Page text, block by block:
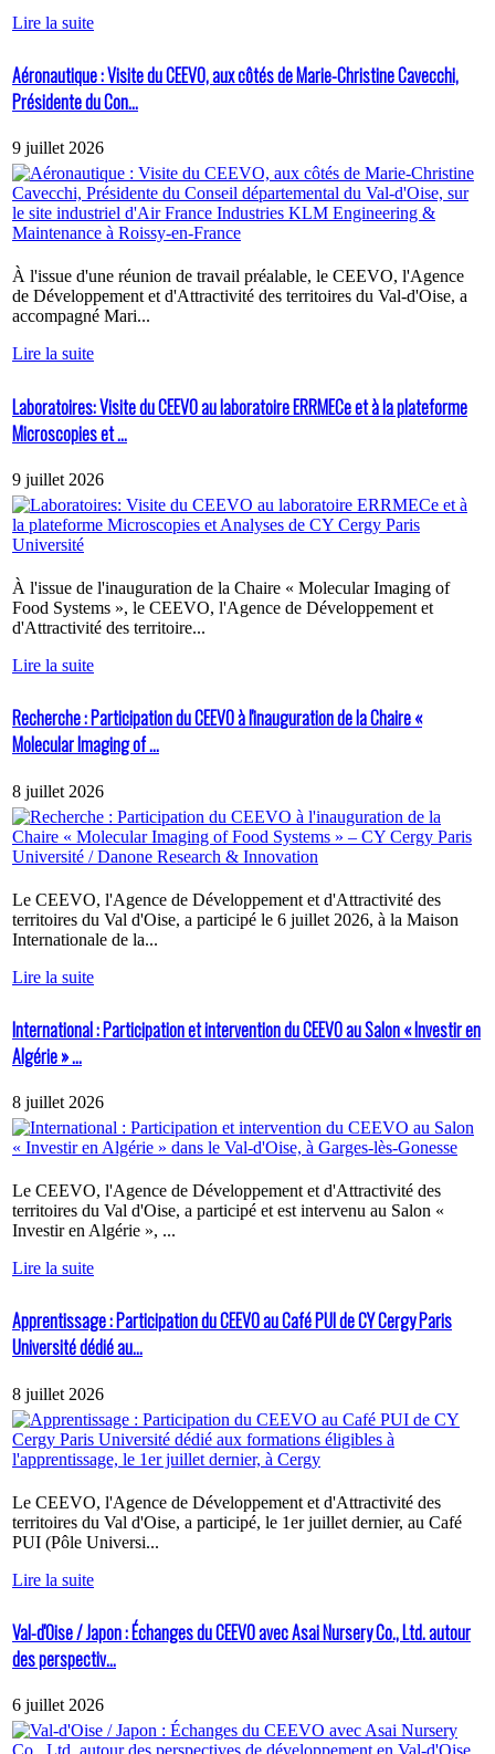
Lire la suite
Aéronautique : Visite du CEEVO, aux côtés de Marie-Christine Cavecchi,
Présidente du Con...
9 juillet 2026
À l'issue d'une réunion de travail préalable, le CEEVO, l'Agence
de Développement et d'Attractivité des territoires du Val-d'Oise, a
accompagné Mari...
Lire la suite
Laboratoires: Visite du CEEVO au laboratoire ERRMECe et à la plateforme
Microscopies et ...
9 juillet 2026
À l'issue de l'inauguration de la Chaire « Molecular Imaging of
Food Systems », le CEEVO, l'Agence de Développement et
d'Attractivité des territoire...
Lire la suite
Recherche : Participation du CEEVO à l'inauguration de la Chaire «
Molecular Imaging of ...
8 juillet 2026
Le CEEVO, l'Agence de Développement et d'Attractivité des
territoires du Val d'Oise, a participé le 6 juillet 2026, à la Maison
Internationale de la...
Lire la suite
International : Participation et intervention du CEEVO au Salon « Investir en
Algérie » ...
8 juillet 2026
Le CEEVO, l'Agence de Développement et d'Attractivité des
territoires du Val d'Oise, a participé et est intervenu au Salon «
Investir en Algérie », ...
Lire la suite
Apprentissage : Participation du CEEVO au Café PUI de CY Cergy Paris
Université dédié au...
8 juillet 2026
Le CEEVO, l'Agence de Développement et d'Attractivité des
territoires du Val d'Oise, a participé, le 1er juillet dernier, au Café
PUI (Pôle Universi...
Lire la suite
Val-d'Oise / Japon : Échanges du CEEVO avec Asai Nursery Co., Ltd. autour
des perspectiv...
6 juillet 2026